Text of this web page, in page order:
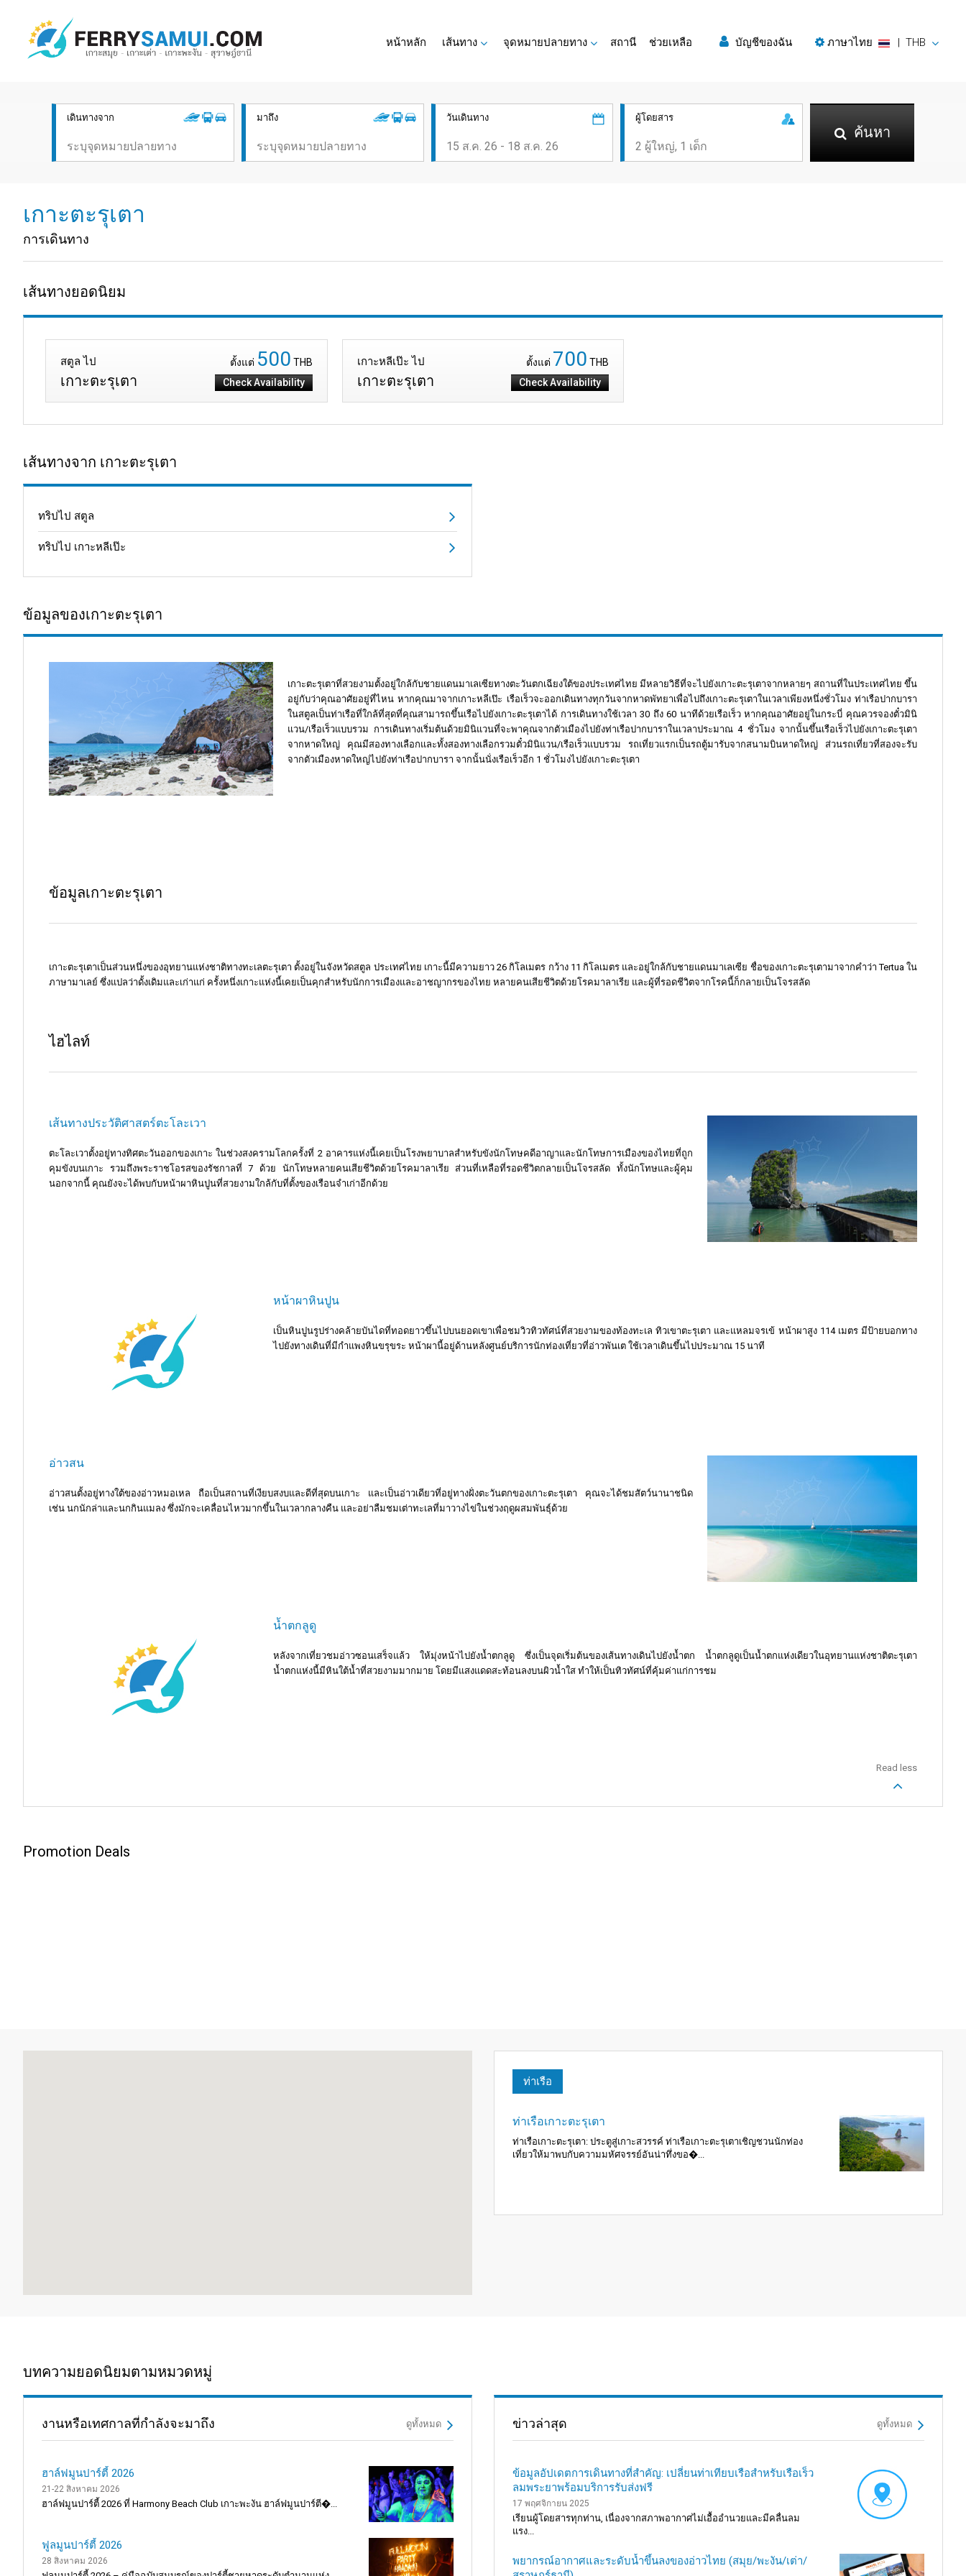
หน้าหลัก เส้นทาง จุดหมายปลายทาง สถานี ช่วยเหลือ บัญชีของฉัน ภาษาไทย | THB
เดินทางจาก มาถึง วันเดินทาง ผู้โดยสาร
ค้นหา
เกาะตะรุเตา
การเดินทาง
เส้นทางยอดนิยม
สตูล ไป
เกาะตะรุเตา
ตั้งแต่ 500 THB
Check Availability
เกาะหลีเป๊ะ ไป
เกาะตะรุเตา
ตั้งแต่ 700 THB
Check Availability
เส้นทางจาก เกาะตะรุเตา
ทริปไป สตูล
ทริปไป เกาะหลีเป๊ะ
ข้อมูลของเกาะตะรุเตา
เกาะตะรุเตาที่สวยงามตั้งอยู่ใกล้กับชายแดนมาเลเซียทางตะวันตกเฉียงใต้ของประเทศไทย มีหลายวิธีที่จะไปยังเกาะตะรุเตาจากหลายๆ สถานที่ในประเทศไทย ขึ้น
อยู่กับว่าคุณอาศัยอยู่ที่ไหน หากคุณมาจากเกาะหลีเป๊ะ เรือเร็วจะออกเดินทางทุกวันจากหาดพัทยาเพื่อไปถึงเกาะตะรุเตาในเวลาเพียงหนึ่งชั่วโมง ท่าเรือปากบารา
ในสตูลเป็นท่าเรือที่ใกล้ที่สุดที่คุณสามารถขึ้นเรือไปยังเกาะตะรุเตาได้ การเดินทางใช้เวลา 30 ถึง 60 นาทีด้วยเรือเร็ว หากคุณอาศัยอยู่ในกระบี่ คุณควรจองตั๋วมินิ
แวน/เรือเร็วแบบรวม การเดินทางเริ่มต้นด้วยมินิแวนที่จะพาคุณจากตัวเมืองไปยังท่าเรือปากบาราในเวลาประมาณ 4 ชั่วโมง จากนั้นขึ้นเรือเร็วไปยังเกาะตะรุเตา
จากหาดใหญ่ คุณมีสองทางเลือกและทั้งสองทางเลือกรวมตั๋วมินิแวน/เรือเร็วแบบรวม รถเที่ยวแรกเป็นรถตู้มารับจากสนามบินหาดใหญ่ ส่วนรถเที่ยวที่สองจะรับ
จากตัวเมืองหาดใหญ่ไปยังท่าเรือปากบารา จากนั้นนั่งเรือเร็วอีก 1 ชั่วโมงไปยังเกาะตะรุเตา
ข้อมูลเกาะตะรุเตา
เกาะตะรุเตาเป็นส่วนหนึ่งของอุทยานแห่งชาติทางทะเลตะรุเตา ตั้งอยู่ในจังหวัดสตูล ประเทศไทย เกาะนี้มีความยาว 26 กิโลเมตร กว้าง 11 กิโลเมตร และอยู่ใกล้กับชายแดนมาเลเซีย ชื่อของเกาะตะรุเตามาจากคำว่า Tertua ใน
ภาษามาเลย์ ซึ่งแปลว่าดั้งเดิมและเก่าแก่ ครั้งหนึ่งเกาะแห่งนี้เคยเป็นคุกสำหรับนักการเมืองและอาชญากรของไทย หลายคนเสียชีวิตด้วยโรคมาลาเรีย และผู้ที่รอดชีวิตจากโรคนี้ก็กลายเป็นโจรสลัด
ไฮไลท์
เส้นทางประวัติศาสตร์ตะโละเวา
ตะโละเวาตั้งอยู่ทางทิศตะวันออกของเกาะ ในช่วงสงครามโลกครั้งที่ 2 อาคารแห่งนี้เคยเป็นโรงพยาบาลสำหรับขังนักโทษคดีอาญาและนักโทษการเมืองของไทยที่ถูก
คุมขังบนเกาะ รวมถึงพระราชโอรสของรัชกาลที่ 7 ด้วย นักโทษหลายคนเสียชีวิตด้วยโรคมาลาเรีย ส่วนที่เหลือที่รอดชีวิตกลายเป็นโจรสลัด ทั้งนักโทษและผู้คุม
นอกจากนี้ คุณยังจะได้พบกับหน้าผาหินปูนที่สวยงามใกล้กับที่ตั้งของเรือนจำเก่าอีกด้วย
หน้าผาหินปูน
เป็นหินปูนรูปร่างคล้ายบันไดที่ทอดยาวขึ้นไปบนยอดเขาเพื่อชมวิวทิวทัศน์ที่สวยงามของท้องทะเล ทิวเขาตะรุเตา และแหลมจรเข้ หน้าผาสูง 114 เมตร มีป้ายบอกทาง
ไปยังทางเดินที่มีกำแพงหินขรุขระ หน้าผานี้อยู่ด้านหลังศูนย์บริการนักท่องเที่ยวที่อ่าวพันเต ใช้เวลาเดินขึ้นไปประมาณ 15 นาที
อ่าวสน
อ่าวสนตั้งอยู่ทางใต้ของอ่าวหมอเหล ถือเป็นสถานที่เงียบสงบและดีที่สุดบนเกาะ และเป็นอ่าวเดียวที่อยู่ทางฝั่งตะวันตกของเกาะตะรุเตา คุณจะได้ชมสัตว์นานาชนิด
เช่น นกนักล่าและนกกินแมลง ซึ่งมักจะเคลื่อนไหวมากขึ้นในเวลากลางคืน และอย่าลืมชมเต่าทะเลที่มาวางไข่ในช่วงฤดูผสมพันธุ์ด้วย
น้ำตกลูดู
หลังจากเที่ยวชมอ่าวซอนเสร็จแล้ว ให้มุ่งหน้าไปยังน้ำตกลูดู ซึ่งเป็นจุดเริ่มต้นของเส้นทางเดินไปยังน้ำตก น้ำตกลูดูเป็นน้ำตกแห่งเดียวในอุทยานแห่งชาติตะรุเตา
น้ำตกแห่งนี้มีหินใต้น้ำที่สวยงามมากมาย โดยมีแสงแดดสะท้อนลงบนผิวน้ำใส ทำให้เป็นทิวทัศน์ที่คุ้มค่าแก่การชม
Read less
Promotion Deals
ท่าเรือ
ท่าเรือเกาะตะรุเตา
ท่าเรือเกาะตะรุเตา: ประตูสู่เกาะสวรรค์ ท่าเรือเกาะตะรุเตาเชิญชวนนักท่อง
เที่ยวให้มาพบกับความมหัศจรรย์อันน่าทึ่งขอ�...
บทความยอดนิยมตามหมวดหมู่
งานหรือเทศกาลที่กำลังจะมาถึง ดูทั้งหมด
ฮาล์ฟมูนปาร์ตี้ 2026
21-22 สิงหาคม 2026
ฮาล์ฟมูนปาร์ตี้ 2026 ที่ Harmony Beach Club เกาะพะงัน ฮาล์ฟมูนปาร์ตี�...
ฟูลมูนปาร์ตี้ 2026
28 สิงหาคม 2026
ข่าวล่าสุด ดูทั้งหมด
ข้อมูลอัปเดตการเดินทางที่สำคัญ: เปลี่ยนท่าเทียบเรือสำหรับเรือเร็ว
ลมพระยาพร้อมบริการรับส่งฟรี
17 พฤศจิกายน 2025
เรียนผู้โดยสารทุกท่าน, เนื่องจากสภาพอากาศไม่เอื้ออำนวยและมีคลื่นลม
แรง...
พยากรณ์อากาศและระดับน้ำขึ้นลงของอ่าวไทย (สมุย/พะงัน/เต่า/